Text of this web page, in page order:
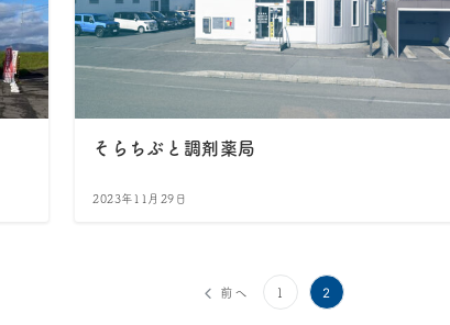
そらちぶと調剤薬局
2023年11月29日
前へ 1 2